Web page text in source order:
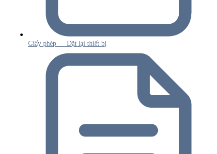
Giấy phép — Đặt lại thiết bị